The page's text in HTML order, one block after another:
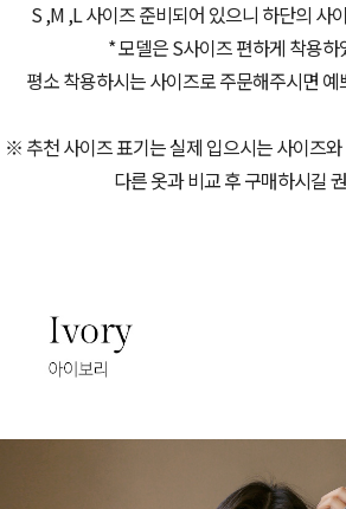
S ,M ,L 사이즈 준비되어 있으니 하단의 사
* 모델은 S사이즈 편하게 착용
평소 착용하시는 사이즈로 주문해주시면
※ 추천 사이즈 표기는 실제 입으시는 사이즈
다른 옷과 비교 후 구매하시길